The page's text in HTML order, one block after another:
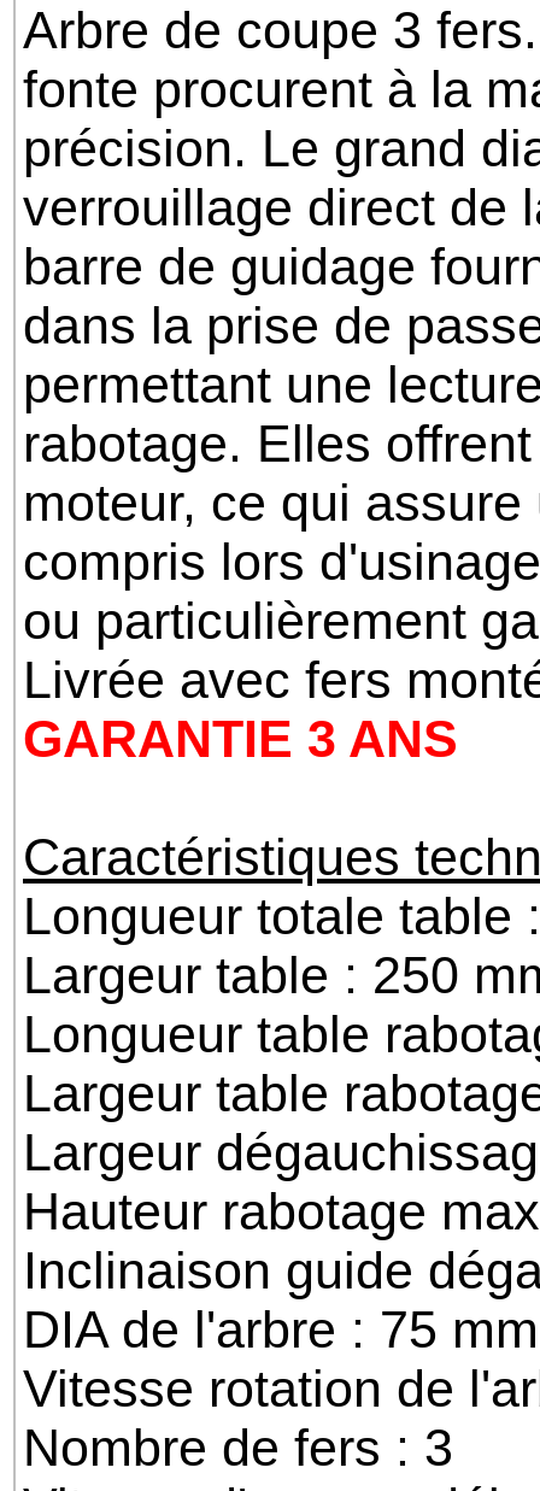
Arbre de coupe 3
fonte procurent à la
précision. Le grand
verrouillage direct de
barre de guidage
dans la prise de
permettant une
rabotage. Elles
moteur, ce qui
compris lors
ou particulièrement
Livrée avec fers
GARANTIE 3 ANS
Caractéristiques
Longueur totale table
Largeur table : 250
Longueur table
Largeur table
Largeur
Hauteur rabotage
Inclinaison guide
DIA de l'arbre : 75 mm
Vitesse rotation de
Nombre de fers : 3